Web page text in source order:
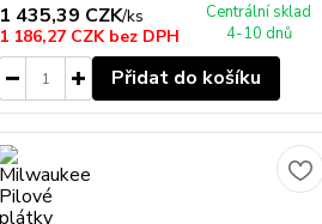
1 435,39 CZK/ks
1 186,27 CZK bez DPH
Centrální sklad
4-10 dnů
Přidat do košíku